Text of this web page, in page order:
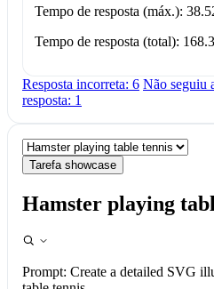
Tempo de resposta (máx.):
Tempo de resposta (total):
Resposta incorreta: 6 Não seguiu
resposta: 1
Tarefa showcase
Hamster playing
Prompt: Create a detailed SVG